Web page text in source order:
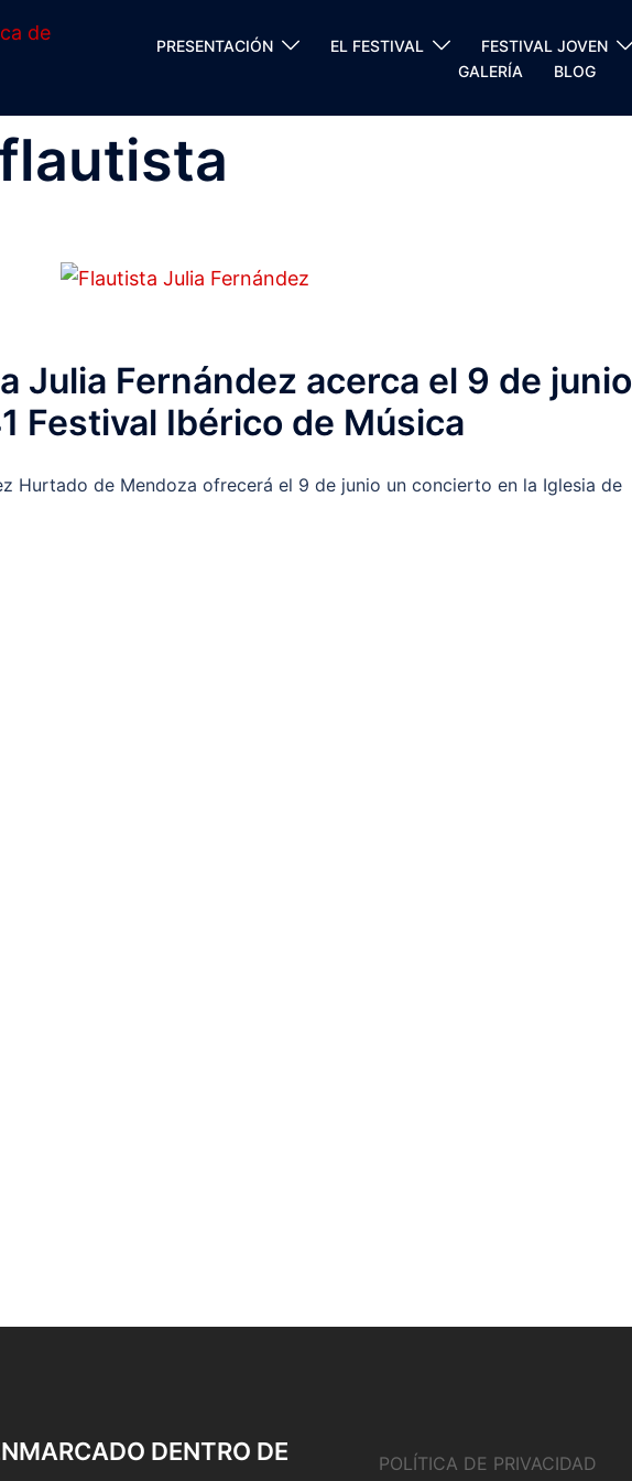
PRESENTACIÓN EL FESTIVAL FESTIVAL JOVEN
GALERÍA
BLOG
flautista
Julia Fernández acerca el 9 de junio
Festival Ibérico de Música
Hurtado de Mendoza ofrecerá el 9 de junio un concierto en la Iglesia de
DENTRO DE POLÍTICA DE PRIVACIDAD